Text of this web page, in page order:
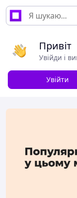
Привіт
Увійди і
Увійти